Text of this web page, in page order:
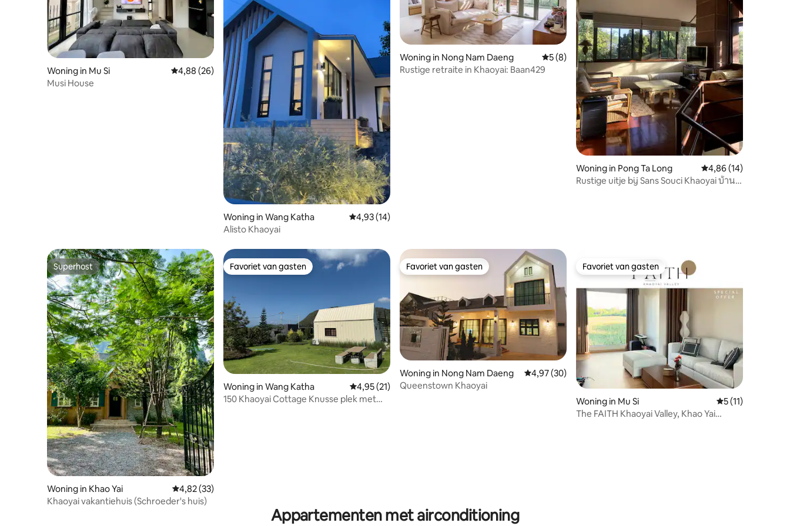
Woning in Mu Si Gemiddelde beoordeling van 4,88 uit 5, 26 recensies
4,88 (26)
Musi House
Woning in Wang Katha Gemiddelde beoordeling van 4,93 uit 5, 14 recensies
4,93 (14)
Alisto Khaoyai
Woning in Nong Nam Daeng Gemiddelde beoordeling van 5 uit 5, 8 recensies
5 (8)
Rustige retraite in Khaoyai: Baan429
Woning in Pong Ta Long Gemiddelde
4,86 (14)
Rustige uitje bij Sans Souci Khaoyai บ้าน
Superhost
Superhost
Woning in Khao Yai Gemiddelde beoordeling van 4,82 uit 5, 33 recensies
4,82 (33)
Khaoyai vakantiehuis (Schroeder's huis)
Favoriet van gasten
Favoriet van gasten
Woning in Wang Katha Gemiddelde beoordeling van 4,95 uit 5, 21 recensies
4,95 (21)
150 Khaoyai Cottage Knusse plek met
Favoriet van gasten
Favoriet van gasten
Woning in Nong Nam Daeng Gemiddelde beoordeling van 4,97 uit 5, 30 recensies
4,97 (30)
Queenstown Khaoyai
Favoriet van gasten
Favoriet van gasten
Woning in Mu Si Gemiddelde
5 (11)
The FAITH Khaoyai Valley, Khao Yai
Appartementen met airconditioning